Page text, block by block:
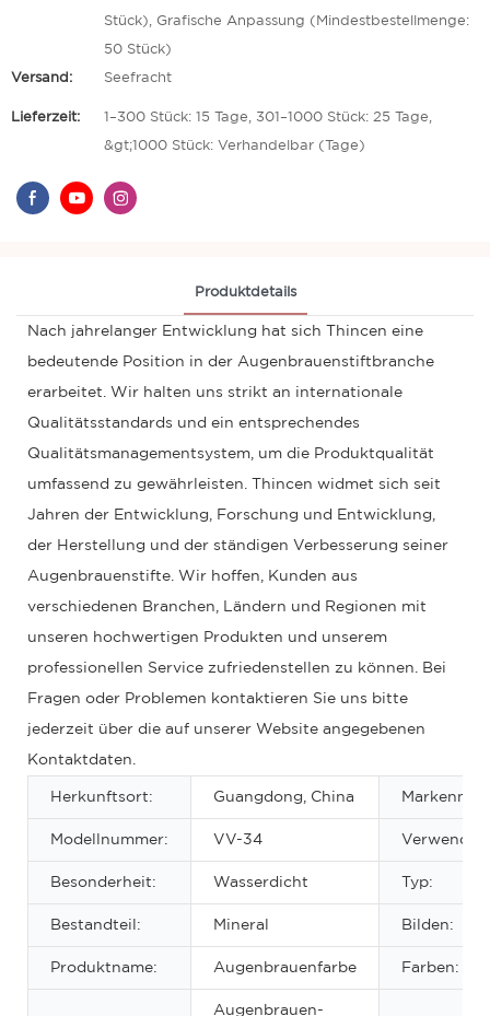
Stück), Grafische Anpassung (Mindestbestellmenge:
50 Stück)
Versand: Seefracht
Lieferzeit: 1–300 Stück: 15 Tage, 301–1000 Stück: 25 Tage,
&gt;1000 Stück: Verhandelbar (Tage)
Produktdetails
Nach jahrelanger Entwicklung hat sich Thincen eine
bedeutende Position in der Augenbrauenstiftbranche
erarbeitet. Wir halten uns strikt an internationale
Qualitätsstandards und ein entsprechendes
Qualitätsmanagementsystem, um die Produktqualität
umfassend zu gewährleisten. Thincen widmet sich seit
Jahren der Entwicklung, Forschung und Entwicklung,
der Herstellung und der ständigen Verbesserung seiner
Augenbrauenstifte. Wir hoffen, Kunden aus
verschiedenen Branchen, Ländern und Regionen mit
unseren hochwertigen Produkten und unserem
professionellen Service zufriedenstellen zu können. Bei
Fragen oder Problemen kontaktieren Sie uns bitte
jederzeit über die auf unserer Website angegebenen
Kontaktdaten.
Herkunftsort: Guangdong, China
Modellnummer: VV-34
Besonderheit: Wasserdicht Typ:
Bestandteil: Mineral Bilden:
Produktname: Augenbrauenfarbe Farben:
Augenbrauen-